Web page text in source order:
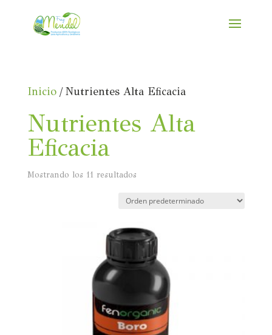
Inicio/ Nutrientes Alta Eficacia
Nutrientes Alta
Eficacia
Mostrando los 11 resultados